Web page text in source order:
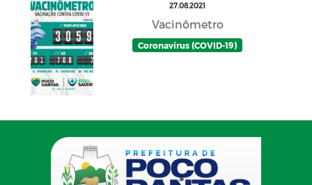
27.08.2021
Vacinômetro
Coronavírus (COVID-19)